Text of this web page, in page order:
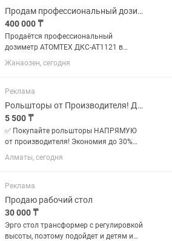
Продам профессиональный дозиметр ATOMTEX ДКС-АТ1121, отличное состояние
400 000 ₸
Продаётся профессиональный
дозиметр ATOMTEX ДКС-АТ1121 в
отличном состоянии. Прибор
использовался редко, большую часть
сохранился практически как...
Жанаозен, сегодня
Реклама
Рольшторы от Производителя! Дешево! День-Ночь/Блэкаут Дуэт зебра
5 500 ₸
✅ Покупайте рольшторы НАПРЯМУЮ
от производителя! Экономия до 30%
без посредников. ✅ Собственное
производство в Казахстане: Полный
материалы (ткань, пластик,
алюминий),...
Алматы, сегодня
Реклама
Продаю рабочий стол
30 000 ₸
Эрго стол трансформер с регулировкой
высоты, поэтому подойдет и детям и